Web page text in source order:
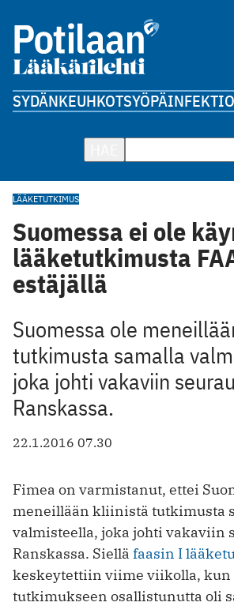
SYDÄNKEUHKOTSYÖPÄ
LÄÄKETUTKIMUS
Suomessa ei ole
lääketutkimusta
estäjällä
Suomessa ole
tutkimusta samalla
joka johti vakaviin
Ranskassa.
22.1.2016 07.30
Fimea on varmistanut, ettei
meneillään kliinistä tutkimusta
valmisteella, joka johti vakaviin
Ranskassa. Siellä faasin I
keskeytettiin viime viikolla, kun
tutkimukseen osallistunutta oli